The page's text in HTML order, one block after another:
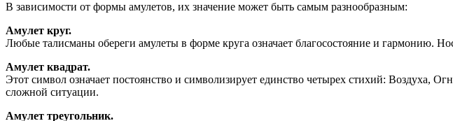
В зависимости от формы амулетов, их значение может быть самым разнообразным:
Амулет круг.
Любые талисманы обереги амулеты в форме круга означает благосостояние и гармонию.
Амулет квадрат.
Этот символ означает постоянство и символизирует единство четырех стихий: Воздуха,
сложной ситуации.
Амулет треугольник.